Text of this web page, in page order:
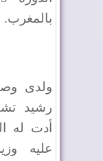
بالمغرب.
ولدى
رشيد
أدت له
عليه